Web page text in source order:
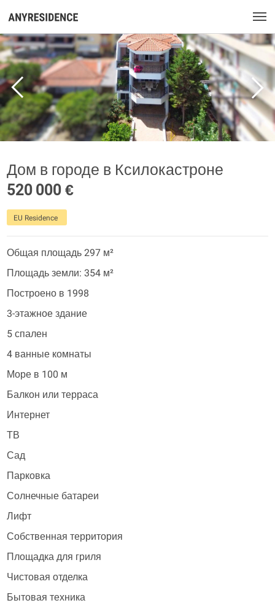
Дом в городе в Ксилокастроне
520 000 €
EU Residence
Общая площадь 297 м²
Площадь земли: 354 м²
Построено в 1998
3-этажное здание
5 спален
4 ванные комнаты
Море в 100 м
Балкон или терраса
Интернет
ТВ
Сад
Парковка
Солнечные батареи
Лифт
Собственная территория
Площадка для гриля
Чистовая отделка
Бытовая техника